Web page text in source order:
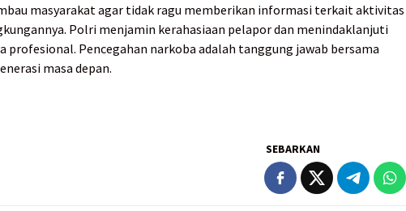
masyarakat agar tidak ragu memberikan informasi terkait aktivitas
Polri menjamin kerahasiaan pelapor dan menindaklanjuti
profesional. Pencegahan narkoba adalah tanggung jawab bersama
masa depan.
SEBARKAN